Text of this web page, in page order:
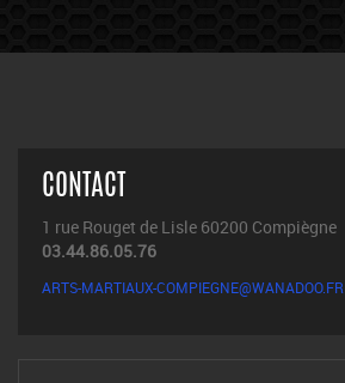
CONTACT
1 rue Rouget de Lisle 60200 Compiègne
03.44.86.05.76
ARTS-MARTIAUX-COMPIEGNE@WANADOO.FR